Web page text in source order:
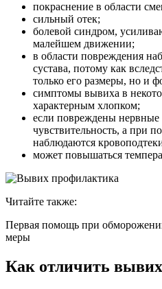
покраснение в области
сильный отек;
болевой синдром,
малейшем движении;
в области повреждения
сустава, потому как
только его размеры, но и
симптомы вывиха в
характерным хлопком;
если повреждены нервные
чувствительность, а при
наблюдаются
может повышаться
Читайте также:
Первая помощь при
меры
Как отличить